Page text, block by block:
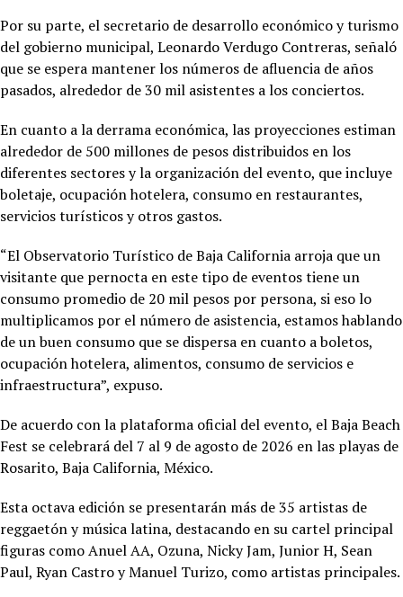
Por su parte, el secretario de desarrollo económico y turismo
del gobierno municipal, Leonardo Verdugo Contreras, señaló
que se espera mantener los números de afluencia de años
pasados, alrededor de 30 mil asistentes a los conciertos.
En cuanto a la derrama económica, las proyecciones estiman
alrededor de 500 millones de pesos distribuidos en los
diferentes sectores y la organización del evento, que incluye
boletaje, ocupación hotelera, consumo en restaurantes,
servicios turísticos y otros gastos.
“El Observatorio Turístico de Baja California arroja que un
visitante que pernocta en este tipo de eventos tiene un
consumo promedio de 20 mil pesos por persona, si eso lo
multiplicamos por el número de asistencia, estamos hablando
de un buen consumo que se dispersa en cuanto a boletos,
ocupación hotelera, alimentos, consumo de servicios e
infraestructura”, expuso.
De acuerdo con la plataforma oficial del evento, el Baja Beach
Fest se celebrará del 7 al 9 de agosto de 2026 en las playas de
Rosarito, Baja California, México.
Esta octava edición se presentarán más de 35 artistas de
reggaetón y música latina, destacando en su cartel principal
figuras como Anuel AA, Ozuna, Nicky Jam, Junior H, Sean
Paul, Ryan Castro y Manuel Turizo, como artistas principales.